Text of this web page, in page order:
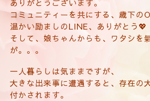
ありがとうございます。
コミュニティーを共にする、歳下のO
温かい励ましのLINE、ありがとう💖
そして、娘ちゃんからも、ワタシを
が。。。
一人暮らしは気ままですが、
大きな出来事に遭遇すると、存在の
付かされます。